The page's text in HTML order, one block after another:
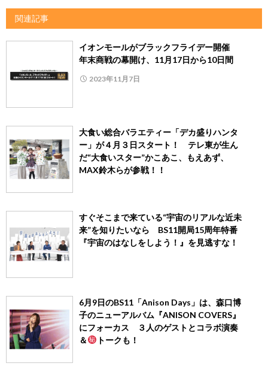
関連記事
イオンモールがブラックフライデー開催
年末商戦の幕開け、11月17日から10日間
2023年11月7日
大食い総合バラエティー「デカ盛りハンタ
ー」が４月３日スタート！ テレ東が生ん
だ“大食いスター”かこあこ、もえあず、
MAX鈴木らが参戦！！
すぐそこまで来ている“宇宙のリアルな近未
来”を知りたいなら BS11開局15周年特番
『宇宙のはなしをしよう！』を見逃すな！
6月9日のBS11「Anison Days」は、森口博
子のニューアルバム『ANISON COVERS』
にフォーカス ３人のゲストとコラボ演奏
＆
トークも！